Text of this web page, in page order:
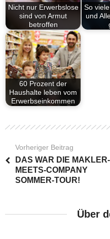
Nicht nur Erwerbslose
sind von Armut
betroffen
So
und
60 Prozent der
Haushalte leben vom
Erwerbseinkommen
Vorheriger Beitrag
DAS WAR DIE MAKLER-
MEETS-COMPANY
SOMMER-TOUR!
Über